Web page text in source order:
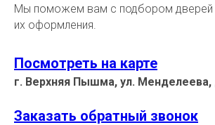
Мы поможем вам с подбором дверей
их оформления.
Посмотреть на карте
г. Верхняя Пышма, ул.
Заказать обратный звонок